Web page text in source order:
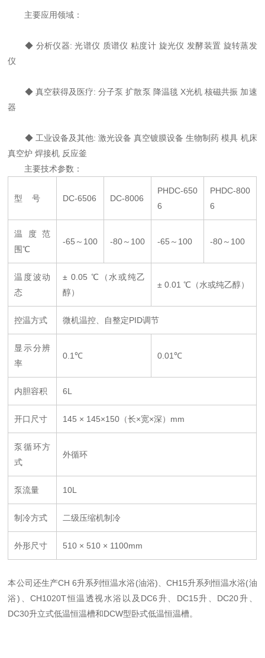
主要应用领域：
◆ 分析仪器: 光谱仪 质谱仪 粘度计 旋光仪 发酵装置 旋转蒸发
仪
◆ 真空获得及医疗: 分子泵 扩散泵 降温毯 X光机 核磁共振 加速
器
◆ 工业设备及其他: 激光设备 真空镀膜设备 生物制药 模具 机床
真空炉 焊接机 反应釜
主要技术参数：
型 号 DC-6506 DC-8006
PHDC-650
6
PHDC-800
6
温度范
围℃
-65～100 -80～100 -65～100 -80～100
温度波动
态
± 0.05 ℃（水或纯乙
醇）
± 0.01 ℃（水或纯乙醇）
控温方式 微机温控、自整定PID调节
显示分辨
率
0.1℃ 0.01℃
内胆容积 6L
开口尺寸 145 × 145×150（长×宽×深）mm
泵循环方
式
外循环
泵流量 10L
制冷方式 二级压缩机制冷
外形尺寸 510 × 510 × 1100mm
本公司还生产CH 6升系列恒温水浴(油浴)、CH15升系列恒温水浴(油
浴)、CH1020T恒温透视水浴以及DC6升、DC15升、DC20升、
DC30升立式低温恒温槽和DCW型卧式低温恒温槽。